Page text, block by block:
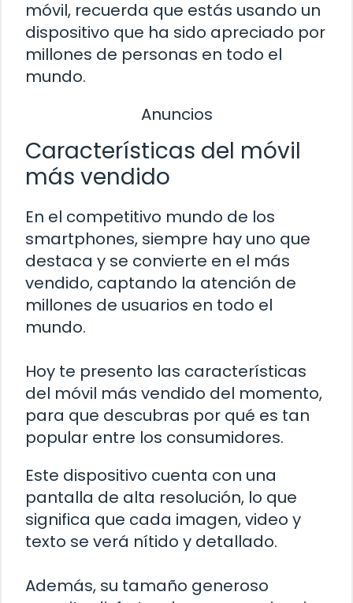
móvil, recuerda que estás usando un
dispositivo que ha sido apreciado por
millones de personas en todo el
mundo.
Anuncios
Características del móvil
más vendido
En el competitivo mundo de los
smartphones, siempre hay uno que
destaca y se convierte en el más
vendido, captando la atención de
millones de usuarios en todo el
mundo.
Hoy te presento las características
del móvil más vendido del momento,
para que descubras por qué es tan
popular entre los consumidores.
Este dispositivo cuenta con una
pantalla de alta resolución, lo que
significa que cada imagen, video y
texto se verá nítido y detallado.
Además, su tamaño generoso